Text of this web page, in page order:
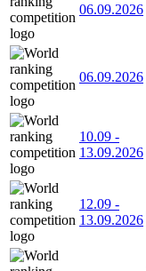
06.09.2026
06.09.2026
10.09 -
13.09.2026
12.09 -
13.09.2026